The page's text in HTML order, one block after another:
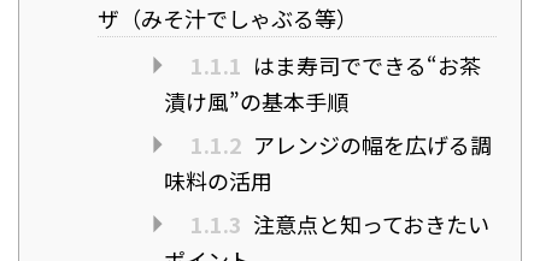
ザ（みそ汁でしゃぶる等）
1.1.1 はま寿司でできる“お茶
漬け風”の基本手順
1.1.2 アレンジの幅を広げる調
味料の活用
1.1.3 注意点と知っておきたい